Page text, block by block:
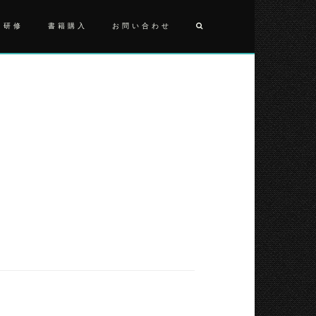
修 書籍購入 お問い合わせ